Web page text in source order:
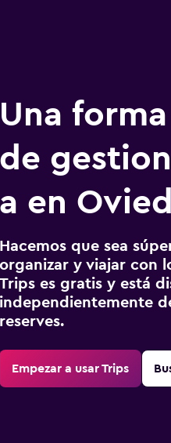
Una
de
a en
Hacemos que sea
organizar y viajar con
Trips es gratis y está
independientemente
reserves.
Empezar a usar Trips